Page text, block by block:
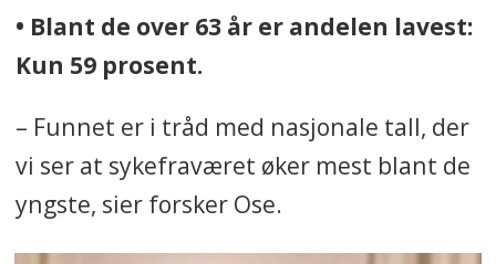
helsesekretærer, skoleansatte og
ambulansepersonell er blant de
• Første oppfølging er planlagt i
• Prosjektet vil koble kunnskap om
• Blant de over 63 år er andelen lavest:
Kun 59 prosent.
– Funnet er i tråd med nasjonale tall, der
vi ser at sykefraværet øker mest blant de
yngste, sier forsker Ose.